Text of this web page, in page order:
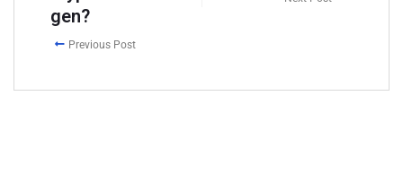
gen?
Previous Post